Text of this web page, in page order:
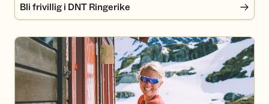
Bli frivillig i DNT Ringerike
Bli medlem